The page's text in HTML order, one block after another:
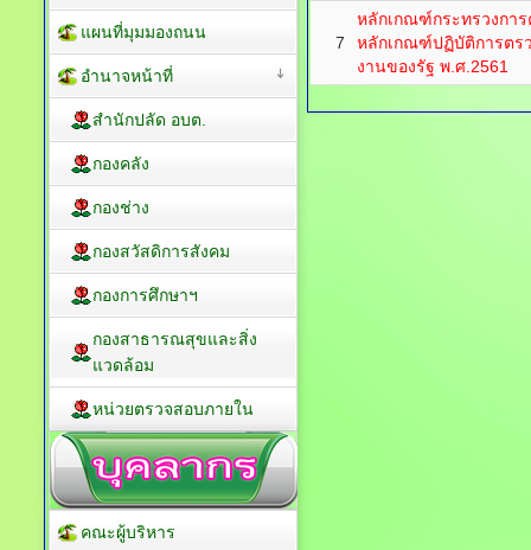
7
หลักเกณฑ์กระทรวงกา
หลักเกณฑ์ปฏิบัติการตร
งานของรัฐ พ.ศ.2561
แผนที่มุมมองถนน
อำนาจหน้าที่
สำนักปลัด อบต.
กองคลัง
กองช่าง
กองสวัสดิการสังคม
กองการศึกษาฯ
กองสาธารณสุขและสิ่ง
แวดล้อม
หน่วยตรวจสอบภายใน
คณะผู้บริหาร